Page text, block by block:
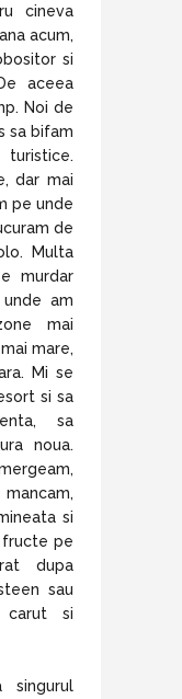
cineva
acum,
si
aceea
Noi de
sa bifam
dar mai
pe unde
de
Multa
murdar
am
mai
mare,
Mi se
si sa
sa
noua.
si
fructe pe
dupa
sau
carut si
singurul